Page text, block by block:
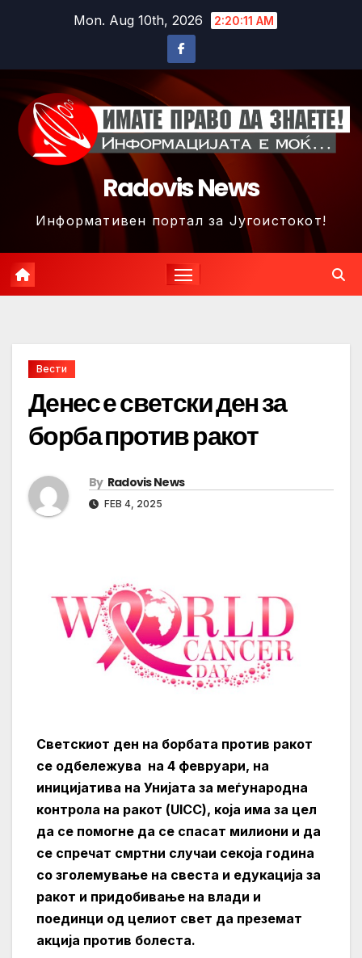
Mon. Aug 10th, 2026 2:20:14 AM
Radovis News
Информативен портал за Југоистокот!
Вести
Денес е светски ден за
борба против ракот
By Radovis News
FEB 4, 2025
Светскиот ден на борбата против ракот
се одбележува на 4 февруари, на
иницијатива на Унијата за меѓународна
контрола на ракот (UICC), која има за цел
да се помогне да се спасат милиони и да
се спречат смртни случаи секоја година
со зголемување на свеста и едукација за
ракот и придобивање на влади и
поединци од целиот свет да преземат
акција против болеста.